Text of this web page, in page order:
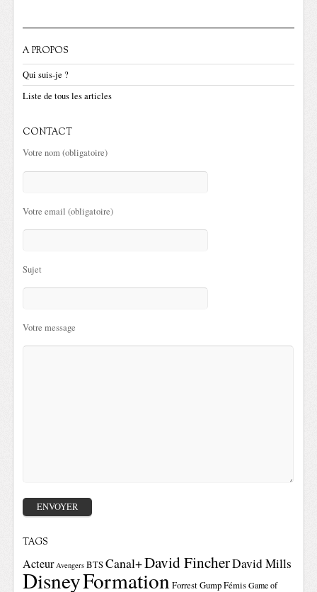
A PROPOS
Qui suis-je ?
Liste de tous les articles
CONTACT
Votre nom (obligatoire)
Votre email (obligatoire)
Sujet
Votre message
TAGS
Acteur Avengers BTSCanal+David FincherDavid Mills
DisneyFormationForrest GumpFémis Game of